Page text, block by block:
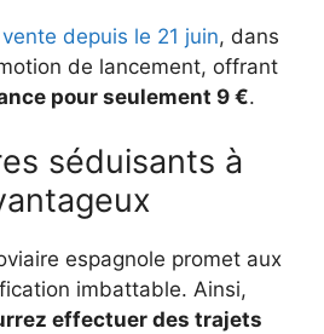
depuis le 21 juin, dans
de lancement, offrant
pour seulement 9 €.
séduisants à
espagnole promet aux
imbattable. Ainsi,
effectuer des trajets